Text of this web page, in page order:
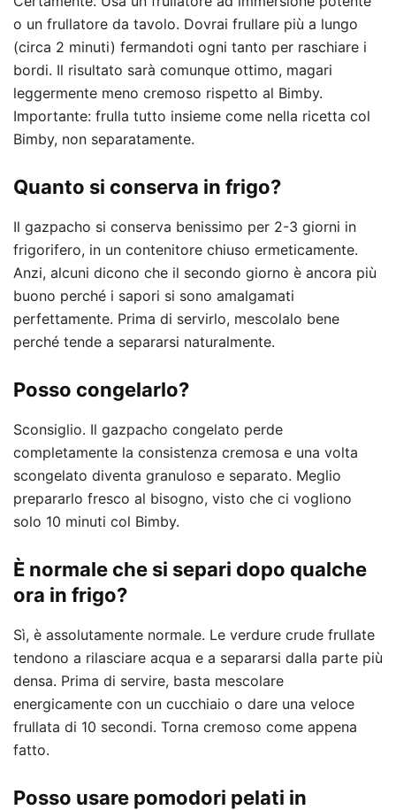
o un frullatore da tavolo. Dovrai frullare più a lungo
(circa 2 minuti) fermandoti ogni tanto per raschiare i
bordi. Il risultato sarà comunque ottimo, magari
leggermente meno cremoso rispetto al Bimby.
Importante: frulla tutto insieme come nella ricetta col
Bimby, non separatamente.
Quanto si conserva in frigo?
Il gazpacho si conserva benissimo per 2-3 giorni in
frigorifero, in un contenitore chiuso ermeticamente.
Anzi, alcuni dicono che il secondo giorno è ancora più
buono perché i sapori si sono amalgamati
perfettamente. Prima di servirlo, mescolalo bene
perché tende a separarsi naturalmente.
Posso congelarlo?
Sconsiglio. Il gazpacho congelato perde
completamente la consistenza cremosa e una volta
scongelato diventa granuloso e separato. Meglio
prepararlo fresco al bisogno, visto che ci vogliono
solo 10 minuti col Bimby.
È normale che si separi dopo qualche
ora in frigo?
Sì, è assolutamente normale. Le verdure crude frullate
tendono a rilasciare acqua e a separarsi dalla parte più
densa. Prima di servire, basta mescolare
energicamente con un cucchiaio o dare una veloce
frullata di 10 secondi. Torna cremoso come appena
fatto.
Posso usare pomodori pelati in